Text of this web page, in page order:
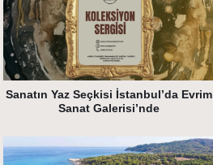
Sanatın Yaz Seçkisi İstanbul’da Evrim
Sanat Galerisi’nde